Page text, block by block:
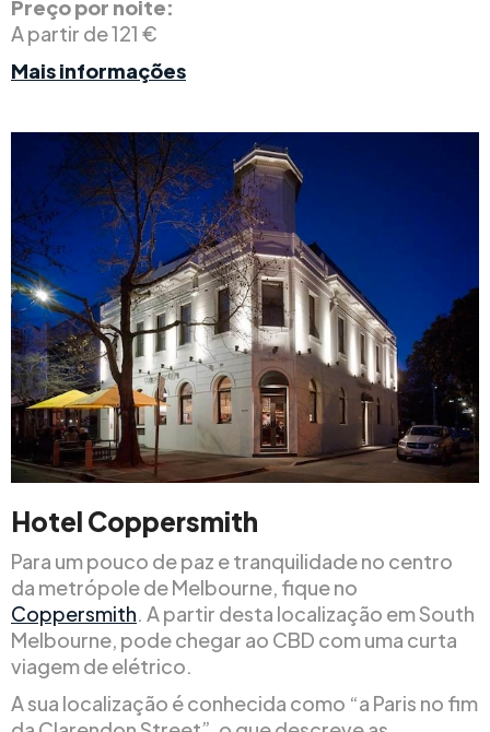
Preço por noite:
A partir de 121 €
Mais informações
Hotel Coppersmith
Para um pouco de paz e tranquilidade no centro
da metrópole de Melbourne, fique no
Coppersmith . A partir desta localização em South
Melbourne, pode chegar ao CBD com uma curta
viagem de elétrico.
A sua localização é conhecida como “a Paris no fim